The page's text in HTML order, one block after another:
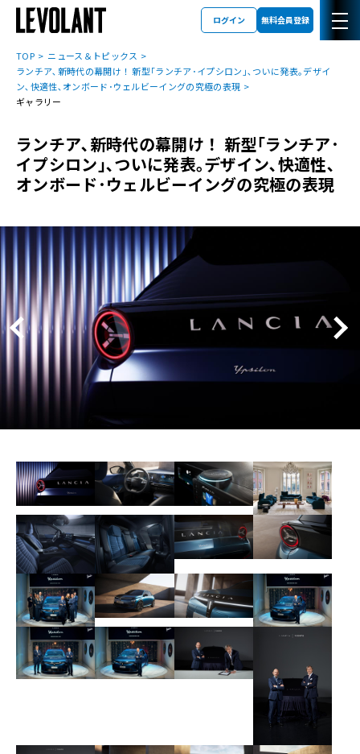
ログイン 無料会員登録
TOP
ニュース＆トピックス
ランチア､新時代の幕開け！ 新型｢ランチア･イプシロン｣､ついに発表｡デザイ
ン､快適性､オンボード･ウェルビーイングの究極の表現
ギャラリー
ランチア､新時代の幕開け！ 新型｢ランチア･
イプシロン｣､ついに発表｡デザイン､快適性､
オンボード･ウェルビーイングの究極の表現